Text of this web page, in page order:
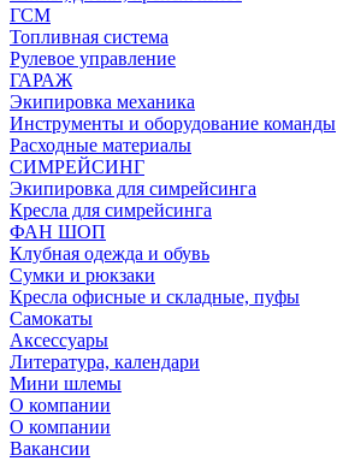
ГСМ
Топливная система
Рулевое управление
ГАРАЖ
Экипировка механика
Инструменты и оборудование команды
Расходные материалы
СИМРЕЙСИНГ
Экипировка для симрейсинга
Кресла для симрейсинга
ФАН ШОП
Клубная одежда и обувь
Сумки и рюкзаки
Кресла офисные и складные, пуфы
Самокаты
Аксессуары
Литература, календари
Мини шлемы
О компании
О компании
Вакансии